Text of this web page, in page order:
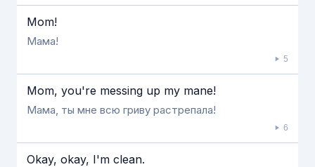
Mom!
Мама!
5
Mom, you're messing up my mane!
Мама, ты мне всю гриву растрепала!
6
Okay, okay, Ι'm clean.